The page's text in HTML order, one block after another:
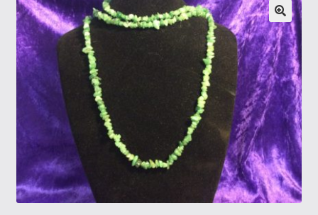
Myymälät
Oma tili
Ostoskori
Tietosuojaseloste
Tuotteet